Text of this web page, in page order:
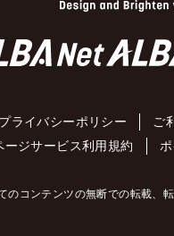
プライバシーポリシー ご
ージサービス利用規約
のコンテンツの無断での転載、